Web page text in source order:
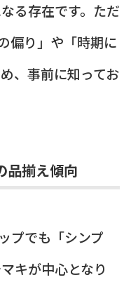
る存在です。ただ
偏り」や「時期に
、事前に知ってお
品揃え傾向
プでも「シンプ
キが中心となり